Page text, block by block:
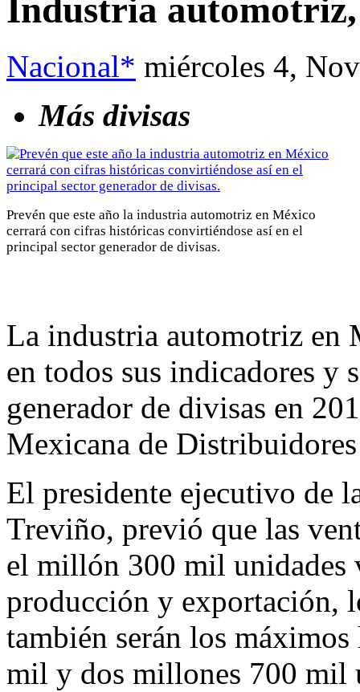
Industria
Nacional* miércoles 4,
Más divisas
Prevén que este año la industria automotriz en México
cerrará con cifras históricas convirtiéndose así en el
principal sector generador de divisas.
La industria automotriz en
en todos sus indicadores y
generador de divisas en
Mexicana de
El presidente ejecutivo de
Treviño, previó que las
el millón 300 mil unidades
producción y exportación,
también serán los
mil y dos millones 700 mil